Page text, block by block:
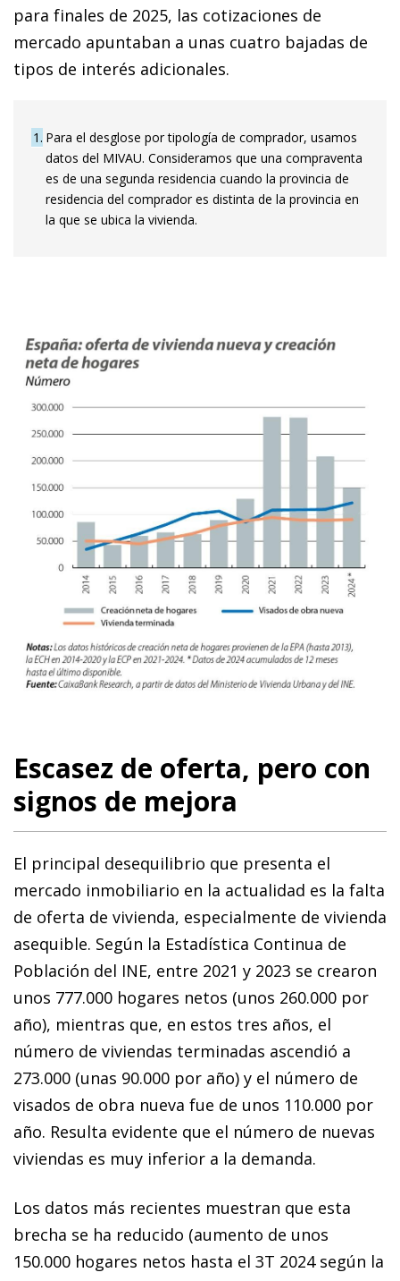
para finales de 2025, las cotizaciones de
mercado apuntaban a unas cuatro bajadas de
tipos de interés adicionales.
1 Para el desglose por tipología de comprador, usamos
datos del MIVAU. Consideramos que una compraventa
es de una segunda residencia cuando la provincia de
residencia del comprador es distinta de la provincia en
la que se ubica la vivienda.
Escasez de oferta, pero con
signos de mejora
El principal desequilibrio que presenta el
mercado inmobiliario en la actualidad es la falta
de oferta de vivienda, especialmente de vivienda
asequible. Según la Estadística Continua de
Población del INE, entre 2021 y 2023 se crearon
unos 777.000 hogares netos (unos 260.000 por
año), mientras que, en estos tres años, el
número de viviendas terminadas ascendió a
273.000 (unas 90.000 por año) y el número de
visados de obra nueva fue de unos 110.000 por
año. Resulta evidente que el número de nuevas
viviendas es muy inferior a la demanda.
Los datos más recientes muestran que esta
brecha se ha reducido (aumento de unos
150.000 hogares netos hasta el 3T 2024 según la